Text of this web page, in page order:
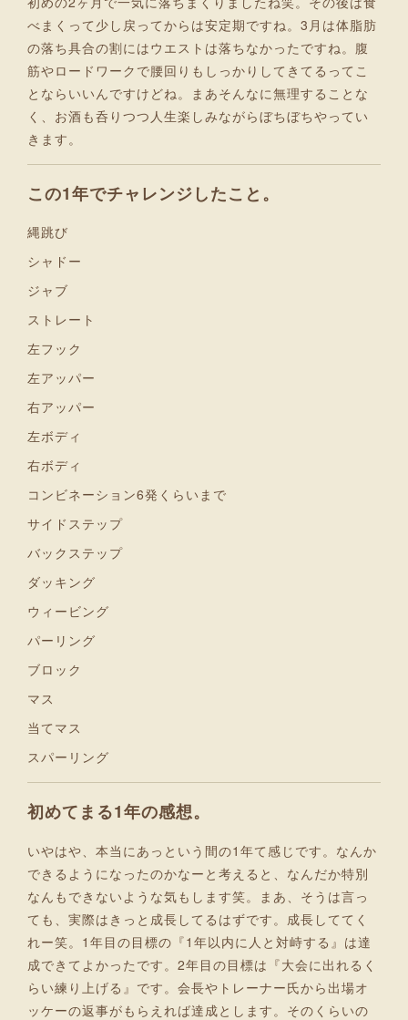
べまくって少し戻ってからは安定期ですね。3月は体脂肪
の落ち具合の割にはウエストは落ちなかったですね。腹
筋やロードワークで腰回りもしっかりしてきてるってこ
とならいいんですけどね。まあそんなに無理することな
く、お酒も呑りつつ人生楽しみながらぼちぼちやってい
きます。
この1年でチャレンジしたこと。
縄跳び
シャドー
ジャブ
ストレート
左フック
左アッパー
右アッパー
左ボディ
右ボディ
コンビネーション6発くらいまで
サイドステップ
バックステップ
ダッキング
ウィービング
パーリング
ブロック
マス
当てマス
スパーリング
初めてまる1年の感想。
いやはや、本当にあっという間の1年て感じです。なんか
できるようになったのかなーと考えると、なんだか特別
なんもできないような気もします笑。まあ、そうは言っ
ても、実際はきっと成長してるはずです。成長しててく
れー笑。1年目の目標の『1年以内に人と対峙する』は達
成できてよかったです。2年目の目標は『大会に出れるく
らい練り上げる』です。会長やトレーナー氏から出場オ
ッケーの返事がもらえれば達成とします。そのくらいの